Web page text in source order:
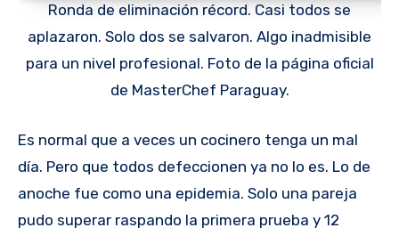
Ronda de eliminación récord. Casi todos se
aplazaron. Solo dos se salvaron. Algo inadmisible
para un nivel profesional. Foto de la página oficial
de MasterChef Paraguay.
Es normal que a veces un cocinero tenga un mal
día. Pero que todos defeccionen ya no lo es. Lo de
anoche fue como una epidemia. Solo una pareja
pudo superar raspando la primera prueba y 12